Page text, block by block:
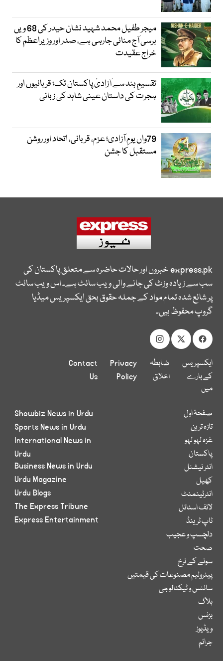
میجر طفیل محمد شہید نشان حیدر کی 68 ویں
برسی آج منائی جارہی ہے، صدر اور وزیراعظم کا
خراج عقیدت
تقسیمِ ہند سے آزادیٔ پاکستان تک؛ قربانیوں اور
ہجرت کی داستان عینی شاہد کی زبانی
79واں یومِ آزادی؛ عزم، قربانی، اتحاد اور روشن
مستقبل کا جشن
express.pkخبروں اور حالات حاضرہ سے متعلق پاکستان کی
سب سے زیادہ وزٹ کی جانے والی ویب سائٹ ہے۔ اس ویب سائٹ
پر شائع شدہ تمام مواد کے جملہ حقوق بحق ایکسپریس میڈیا
گروپ محفوظ ہیں۔
ایکسپریس
کے بارے
میں
ضابطہ
اخلاق
Privacy
Policy
Contact
Us
صفحۂ اول
تازہ ترین
غزہ لہو لہو
پاکستان
انٹر نیشنل
کھیل
انٹرٹینمنٹ
لائف اسٹائل
ٹاپ ٹرینڈ
دلچسپ و عجیب
صحت
سونے کے نرخ
پیٹرولیم مصنوعات کی قیمتیں
سائنس و ٹیکنالوجی
بلاگ
بزنس
ویڈیوز
جرائم
Showbiz News in Urdu
Sports News in Urdu
International News in
Urdu
Business News in Urdu
Urdu Magazine
Urdu Blogs
The Express Tribune
Express Entertainment